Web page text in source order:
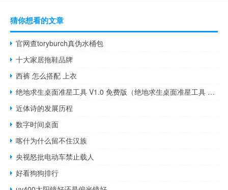
猜你想看的文章
官网查toryburch真伪水桶包
十大家居拖鞋品牌
西裤 怎么搭配 上衣
绝地求生桌面准星工具 V1.0 免费版（绝地求生桌面准星工具 V1.0 免费版功能简介）
近体诗的发展历程
数字时间桌面
喀什为什么留不住汉族
央视怒批电动车禁止载人
好看狗狗排行